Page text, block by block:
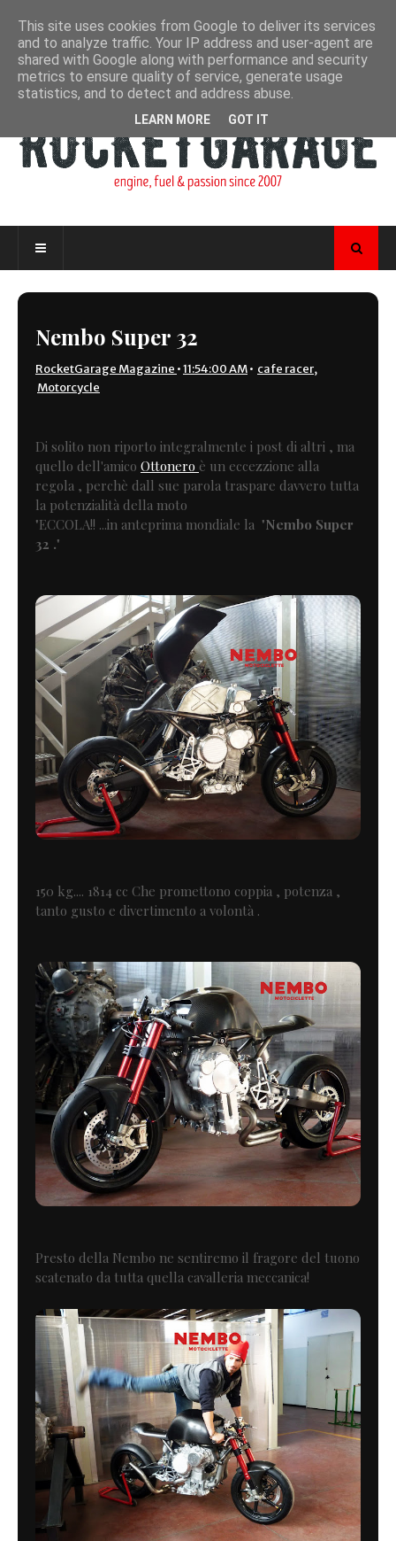
Nembo Super 32
RocketGarage Magazine •11:54:00 AM• cafe racer,
Motorcycle
Di solito non riporto integralmente i post di altri , ma
quello dell'amico Ottonero è un eccezzione alla
regola , perchè dall sue parola traspare davvero tutta
la potenzialità della moto
"ECCOLA!! ...in anteprima mondiale la "Nembo Super
32 ."
150 kg.... 1814 cc Che promettono coppia , potenza ,
tanto gusto e divertimento a volontà .
Presto della Nembo ne sentiremo il fragore del tuono
scatenato da tutta quella cavalleria meccanica!
This site uses cookies from Google to deliver its services
and to analyze traffic. Your IP address and user-agent are
shared with Google along with performance and security
metrics to ensure quality of service, generate usage
statistics, and to detect and address abuse.
LEARN MORE GOT IT